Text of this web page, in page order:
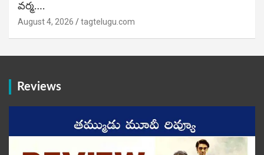
వర్మ….
August 4, 2026 tagtelugu.com
Reviews